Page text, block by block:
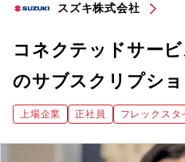
スズキ株式会社
コネクテッドサー
のサブスクリプシ
上場企業 正社員 フレックスタ